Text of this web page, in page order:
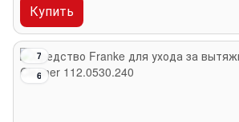
Купить
7
6